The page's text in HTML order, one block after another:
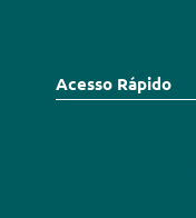
Acesso Rápido